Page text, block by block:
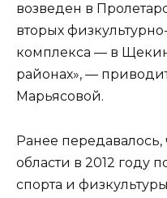
возведен в
вторых
комплекса — в
районах», —
Марьясовой.
Ранее передавалось,
области в 2012 году
спорта и